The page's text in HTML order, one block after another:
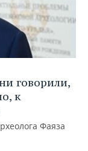
говорили,
к
Фаяза